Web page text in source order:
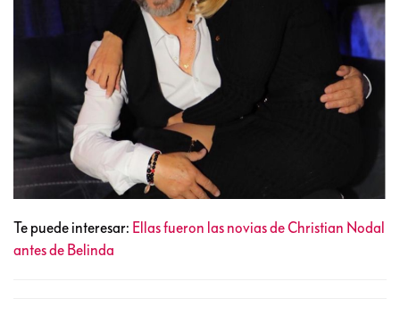
Te puede interesar: Ellas fueron las novias de Christian Nodal
antes de Belinda